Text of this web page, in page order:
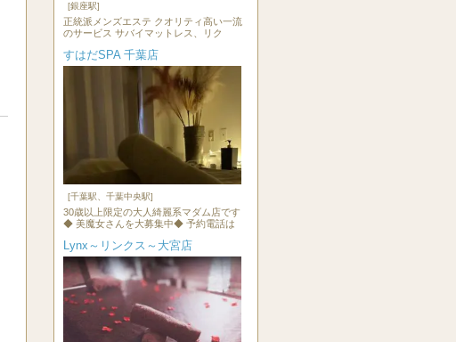
[銀座駅]
正統派メンズエステ クオリティ高い一流
のサービス サバイマットレス、リク
すはだSPA 千葉店
[千葉駅、千葉中央駅]
30歳以上限定の大人綺麗系マダム店です
◆ 美魔女さんを大募集中◆ 予約電話は
Lynx～リンクス～大宮店